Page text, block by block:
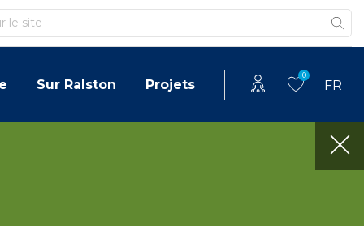
Sur Ralston Projets
0
FR